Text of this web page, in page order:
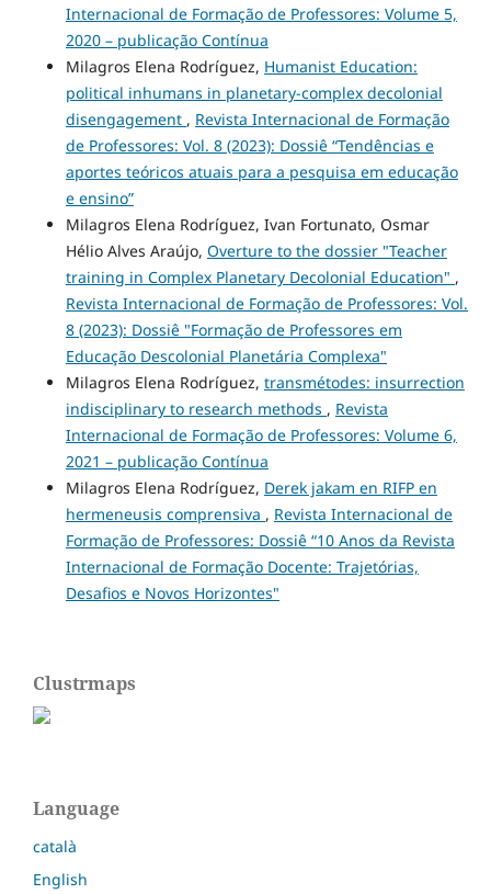
Internacional de Formação de Professores: Volume 5,
2020 – publicação Contínua
Milagros Elena Rodríguez, Humanist Education:
political inhumans in planetary-complex decolonial
disengagement , Revista Internacional de Formação
de Professores: Vol. 8 (2023): Dossiê “Tendências e
aportes teóricos atuais para a pesquisa em educação
e ensino”
Milagros Elena Rodríguez, Ivan Fortunato, Osmar
Hélio Alves Araújo, Overture to the dossier "Teacher
training in Complex Planetary Decolonial Education" ,
Revista Internacional de Formação de Professores: Vol.
8 (2023): Dossiê "Formação de Professores em
Educação Descolonial Planetária Complexa"
Milagros Elena Rodríguez, transmétodes: insurrection
indisciplinary to research methods , Revista
Internacional de Formação de Professores: Volume 6,
2021 – publicação Contínua
Milagros Elena Rodríguez, Derek jakam en RIFP en
hermeneusis comprensiva , Revista Internacional de
Formação de Professores: Dossiê “10 Anos da Revista
Internacional de Formação Docente: Trajetórias,
Desafios e Novos Horizontes"
Clustrmaps
Language
català
English